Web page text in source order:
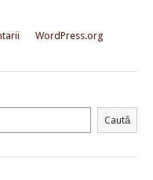
WordPress.org
Caută